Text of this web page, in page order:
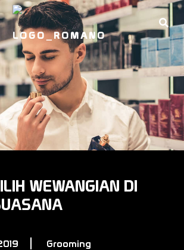
WEWANGIAN DI
Grooming